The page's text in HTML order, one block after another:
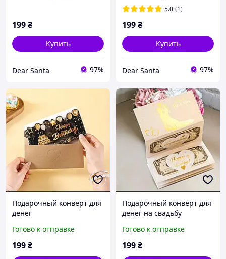
199₴
Купить
Dear Santa 97%
5.0 (1)
199₴
Купить
Dear Santa 97%
Подарочный конверт для
денег
Готово к отправке
199₴
Подарочный конверт для
денег на свадьбу
Готово к отправке
199₴